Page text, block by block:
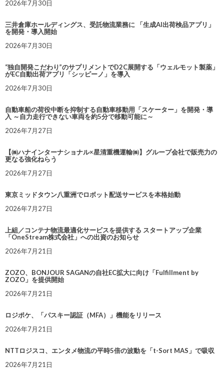
2026年7月30日
三井倉庫ホールディングス、受託物流業務に 「生成AI出荷検品アプリ」
を開発・導入開始
2026年7月30日
“独自開発こだわり”のサプリメントでD2C展開する「ウェルモット製薬」
がEC自動出荷アプリ「シッピーノ」を導入
2026年7月30日
自動車船の荷役中断を抑制する自動車移動用「スケーター」を開発・導
入 ～自力走行できない車両を約5分で移動可能に～
2026年7月27日
【㈱ハナインターナショナル×星清重機運輸㈱】グループ会社で販売力の
更なる強化ねらう
2026年7月27日
東京ミッドタウン八重洲でロボット配送サービスを本格始動
2026年7月27日
上組／コンテナ物流最適化サービスを提供する スタートアップ企業
「OneStream株式会社」への出資のお知らせ
2026年7月21日
ZOZO、BONJOUR SAGANの自社EC拡大に向け「Fulfillment by
ZOZO」を提供開始
2026年7月21日
ロジポケ、「パスキー認証（MFA）」機能をリリース
2026年7月21日
NTTロジスコ、エンタメ物流の平時5倍の波動を「t-Sort MAS」で吸収
2026年7月21日